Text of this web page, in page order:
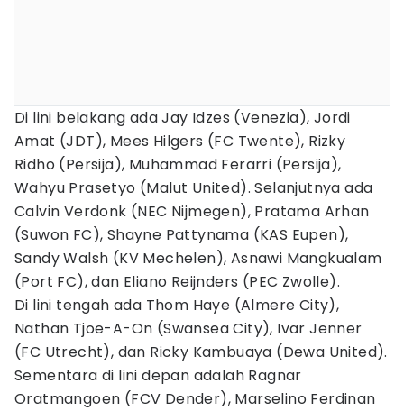
Di lini belakang ada Jay Idzes (Venezia), Jordi
Amat (JDT), Mees Hilgers (FC Twente), Rizky
Ridho (Persija), Muhammad Ferarri (Persija),
Wahyu Prasetyo (Malut United). Selanjutnya ada
Calvin Verdonk (NEC Nijmegen), Pratama Arhan
(Suwon FC), Shayne Pattynama (KAS Eupen),
Sandy Walsh (KV Mechelen), Asnawi Mangkualam
(Port FC), dan Eliano Reijnders (PEC Zwolle).
Di lini tengah ada Thom Haye (Almere City),
Nathan Tjoe-A-On (Swansea City), Ivar Jenner
(FC Utrecht), dan Ricky Kambuaya (Dewa United).
Sementara di lini depan adalah Ragnar
Oratmangoen (FCV Dender), Marselino Ferdinan